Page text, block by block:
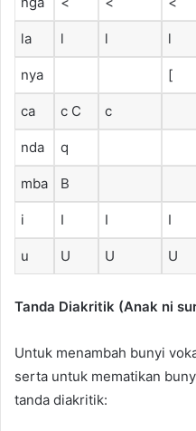
la l l l
nya [
ca c C c
nda q
mba B
i I I I
u U U U
Tanda Diakritik (Anak ni
Untuk menambah bunyi
serta untuk mematikan
tanda diakritik: